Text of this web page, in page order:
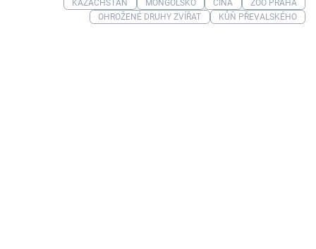
KAZACHSTÁN MONGOLSKO ČÍNA
ZOO PRAHA
OHROŽENÉ DRUHY ZVÍŘAT
KŮŇ PŘEVALSKÉHO